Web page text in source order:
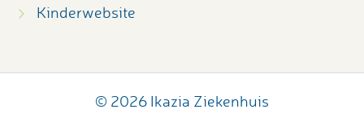
Kinderwebsite
© 2026 Ikazia Ziekenhuis